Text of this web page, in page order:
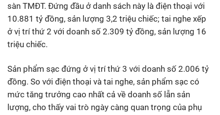
sàn TMĐT. Đứng đầu ở danh sách này là điện thoại với
10.881 tỷ đồng, sản lượng 3,2 triệu chiếc; tai nghe xếp
ở vị trí thứ 2 với doanh số 2.309 tỷ đồng, sản lượng 16
triệu chiếc.
Sản phẩm sạc đứng ở vị trí thứ 3 với doanh số 2.006 tỷ
đồng. So với điện thoại và tai nghe, sản phẩm sạc có
mức tăng trưởng cao nhất cả về doanh số lẫn sản
lượng, cho thấy vai trò ngày càng quan trọng của phụ